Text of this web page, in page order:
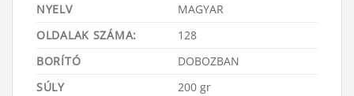
NYELV
MAGYAR
OLDALAK SZÁMA:
128
BORÍTÓ
DOBOZBAN
SÚLY
200 gr